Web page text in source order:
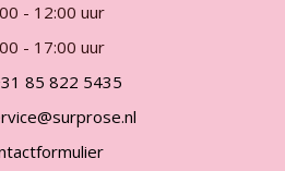
- 12:00 uur
- 17:00 uur
85 822 5435